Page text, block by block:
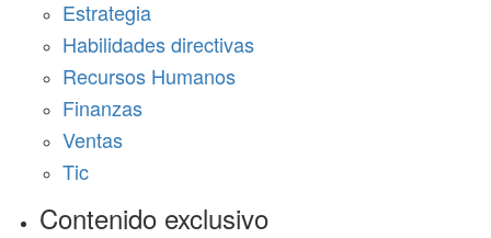
Estrategia
Habilidades directivas
Recursos Humanos
Finanzas
Ventas
Tic
Contenido exclusivo